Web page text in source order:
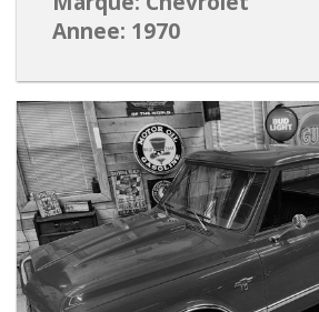
Annee: 1970